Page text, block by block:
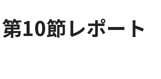
10節レポート